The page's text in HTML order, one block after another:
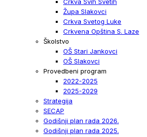
Župa Slakovci
Crkva Svetog Luke
Crkvena Opština S. Laze
Školstvo
OŠ Stari Jankovci
OŠ Slakovci
Provedbeni program
2022-2025
2025-2029
Strategija
SECAP
Godišnji plan rada 2026.
Godišnji plan rada 2025.